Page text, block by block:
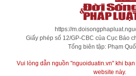
https://
Giấy phép số 12/GP-CBC của Cục Báo
Tổng biên tập: Phạm
Vui lòng dẫn nguồn "nguoiduatin.vn" khi
website này.